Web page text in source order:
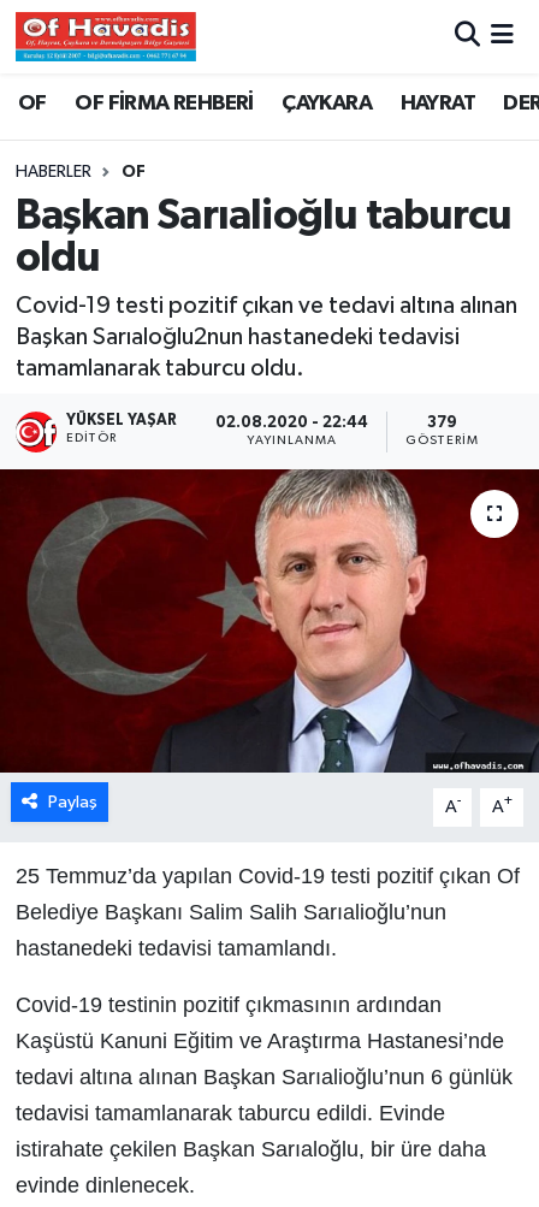
OF OF FİRMA REHBERİ ÇAYKARA HAYRAT
HABERLER OF
Başkan Sarıalioğlu taburcu
oldu
Covid-19 testi pozitif çıkan ve tedavi altına alınan
Başkan Sarıaloğlu2nun hastanedeki tedavisi
tamamlanarak taburcu oldu.
YÜKSEL YAŞAR
EDITÖR
02.08.2020 - 22:44
YAYINLANMA
379
GÖSTERIM
Paylaş A- A+
25 Temmuz’da yapılan Covid-19 testi pozitif çıkan Of
Belediye Başkanı Salim Salih Sarıalioğlu’nun
hastanedeki tedavisi tamamlandı.
Covid-19 testinin pozitif çıkmasının ardından
Kaşüstü Kanuni Eğitim ve Araştırma Hastanesi’nde
tedavi altına alınan Başkan Sarıalioğlu’nun 6 günlük
tedavisi tamamlanarak taburcu edildi. Evinde
istirahate çekilen Başkan Sarıaloğlu, bir üre daha
evinde dinlenecek.
Trabzon Nöbetçi Eczaneler
Trabzon Namaz Vakitleri
Trabzon Trafik Yoğunluk Haritası
Süper Lig Puan Durumu ve Fikstür
Haber Arşivi